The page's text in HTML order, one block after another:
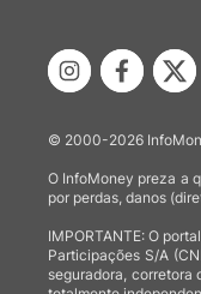
© 2000-2026
O InfoMoney preza a
por perdas, danos
IMPORTANTE: O
Participações S/A
seguradora, corretora